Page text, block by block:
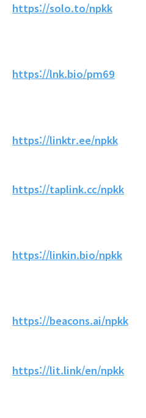
https://solo.to/npkk
https://lnk.bio/pm69
https://linktr.ee/npkk
https://taplink.cc/npkk
https://linkin.bio/npkk
https://beacons.ai/npkk
https://lit.link/en/npkk